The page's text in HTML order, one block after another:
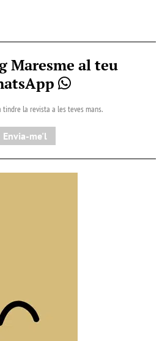
Maresme al teu
tindre la revista a les teves mans.
Envia-me'l